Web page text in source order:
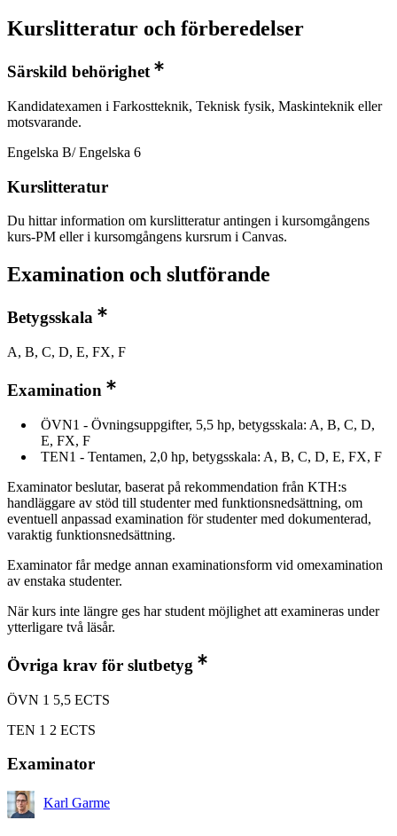
Kurslitteratur och förberedelser
Särskild behörighet
Kandidatexamen i Farkostteknik, Teknisk fysik, Maskinteknik eller
motsvarande.
Engelska B/ Engelska 6
Kurslitteratur
Du hittar information om kurslitteratur antingen i kursomgångens
kurs-PM eller i kursomgångens kursrum i Canvas.
Examination och slutförande
Betygsskala
A, B, C, D, E, FX, F
Examination
ÖVN1 - Övningsuppgifter, 5,5 hp, betygsskala: A, B, C, D,
E, FX, F
TEN1 - Tentamen, 2,0 hp, betygsskala: A, B, C, D, E, FX, F
Examinator beslutar, baserat på rekommendation från KTH:s
handläggare av stöd till studenter med funktionsnedsättning, om
eventuell anpassad examination för studenter med dokumenterad,
varaktig funktionsnedsättning.
Examinator får medge annan examinationsform vid omexamination
av enstaka studenter.
När kurs inte längre ges har student möjlighet att examineras under
ytterligare två läsår.
Övriga krav för slutbetyg
ÖVN 1 5,5 ECTS
TEN 1 2 ECTS
Examinator
Karl Garme